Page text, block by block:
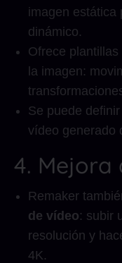
imagen estática
dinámico.
Ofrece
la imagen:
Se puede
vídeo generado
4. Mejora
Remaker
de vídeo: subir
resolución y
4K.